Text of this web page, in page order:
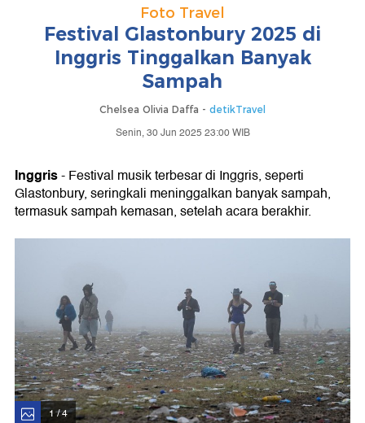
Foto Travel
Festival Glastonbury 2025 di
Inggris Tinggalkan Banyak
Sampah
Chelsea Olivia Daffa - detikTravel
Senin, 30 Jun 2025 23:00 WIB
Inggris- Festival musik terbesar di Inggris, seperti
Glastonbury, seringkali meninggalkan banyak sampah,
termasuk sampah kemasan, setelah acara berakhir.
1 / 4